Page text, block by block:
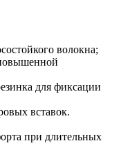
волокна;
для фиксации
вставок.
при длительных